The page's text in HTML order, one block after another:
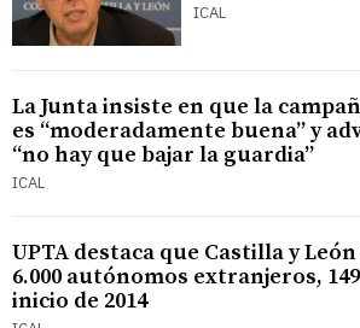
ICAL
La Junta insiste en que la
es “moderadamente buena” y
“no hay que bajar la guardia”
ICAL
UPTA destaca que Castilla y
6.000 autónomos extranjeros,
inicio de 2014